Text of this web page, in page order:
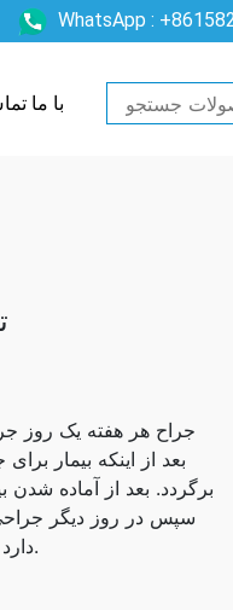
WhatsApp :
با ما
جراح هر هفته یک روز
بعد از اینکه بیمار
برگردد. بعد از آماده شدن
سپس در روز دیگر جراحی
رسد که متوقف شود وقتی بیمار واقعاً تفاوت نسبت به ناesthesia دارد و باید از جراحی خارج شود.